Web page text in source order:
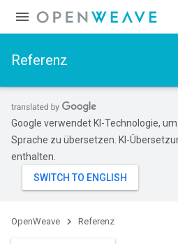
Referenz
Google verwendet KI-Technologie,
Sprache zu übersetzen. KI-
enthalten.
OpenWeave Referenz